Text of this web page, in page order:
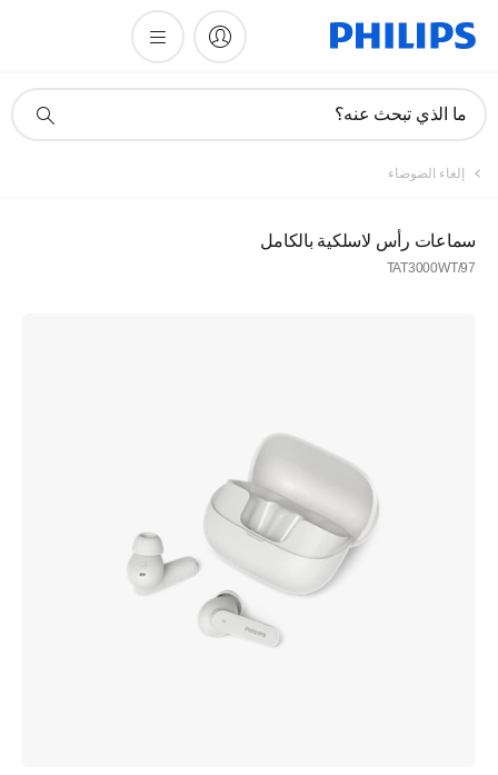
دعم
ما الذي تبحث عنه؟
إلغاء الضوضاء
سماعات رأس لاسلكية بالكامل
TAT3000WT/97